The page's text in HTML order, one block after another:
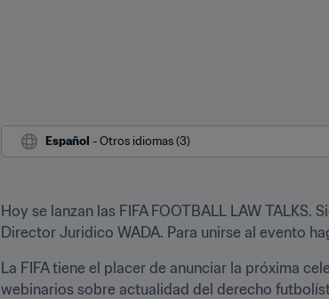
Español - Otros idiomas (3)
Hoy se lanzan las FIFA FOOTBALL LAW
Director Juridico WADA. Para unirse al evento
La FIFA tiene el placer de anunciar la próxima
webinarios sobre actualidad del derecho